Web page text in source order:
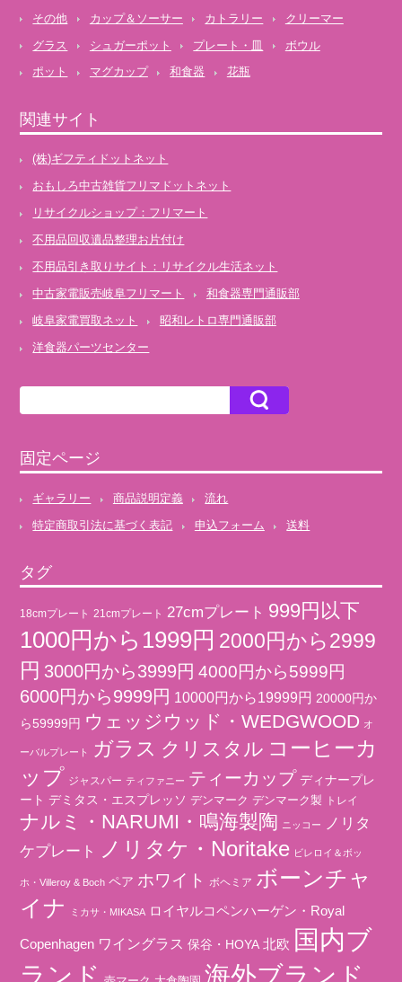
その他 カップ＆ソーサー カトラリー
クリーマー
グラス
シュガーポット プレート・皿
ボウル
ポット
マグカップ 和食器 花瓶
関連サイト
(株)ギフティドットネット
おもしろ中古雑貨フリマドットネット
リサイクルショップ：フリマート
不用品回収遺品整理お片付け
不用品引き取りサイト：リサイクル生活ネット
中古家電販売岐阜フリマート
和食器専門通販部
岐阜家電買取ネット
昭和レトロ専門通販部
洋食器パーツセンター
固定ページ
ギャラリー 商品説明定義
流れ
特定商取引法に基づく表記
申込フォーム 送料
タグ
18cmプレート 21cmプレート 27cmプレート 999円以下
1000円から1999円 2000円から2999
円 3000円から3999円 4000円から5999円
6000円から9999円 10000円から19999円 20000円か
ら59999円 ウェッジウッド・WEDGWOOD オ
ーバルプレート ガラス クリスタル コーヒーカ
ップ ジャスパー ティファニー ティーカップ ディナープレ
ート デミタス・エスプレッソ デンマーク デンマーク製 トレイ
ナルミ・NARUMI・鳴海製陶 ニッコー
ノリタ
ケプレート
ノリタケ・Noritake ビレロイ＆ボッ
ホ・Villeroy & Boch ペア ホワイト ボヘミア ボーンチャ
イナ
ミカサ・MIKASA ロイヤルコペンハーゲン・Royal
Copenhagen ワイングラス 保谷・HOYA 北欧 国内ブ
ランド
海外ブランド